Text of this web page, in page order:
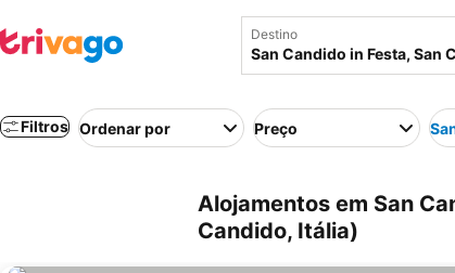
Destino
Filtros Ordenar por Preço
Alojamentos em San
Candido, Itália)